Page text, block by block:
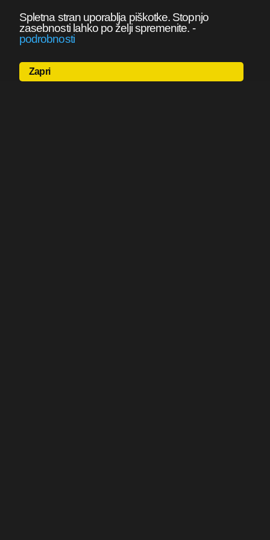
Spletna stran uporablja piškotke. Stopnjo
zasebnosti lahko po želji spremenite. -
podrobnosti
Zapri